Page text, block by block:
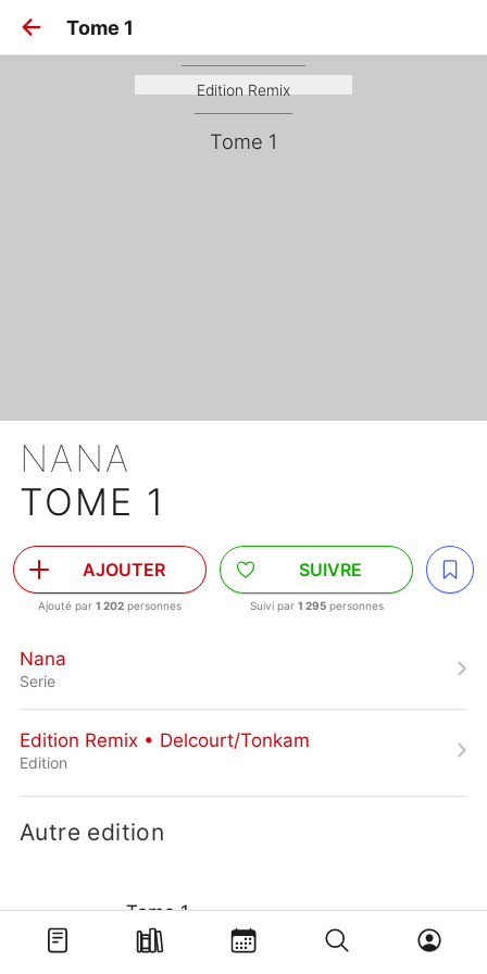
Tome 1
Edition Remix
Tome 1
NANA
TOME 1
AJOUTER
Ajouté par 1 202 personnes
SUIVRE
Suivi par 1 295personnes
Nana
Serie
Edition Remix • Delcourt/Tonkam
Edition
Autre edition
Tome 1
Edition simple